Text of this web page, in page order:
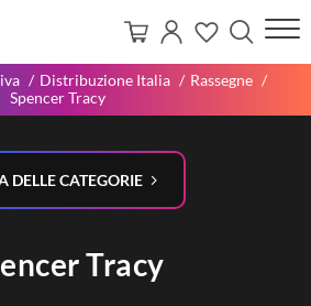
Distribuzione Italia
Rassegne
Spencer Tracy
DELLE CATEGORIE
Tracy